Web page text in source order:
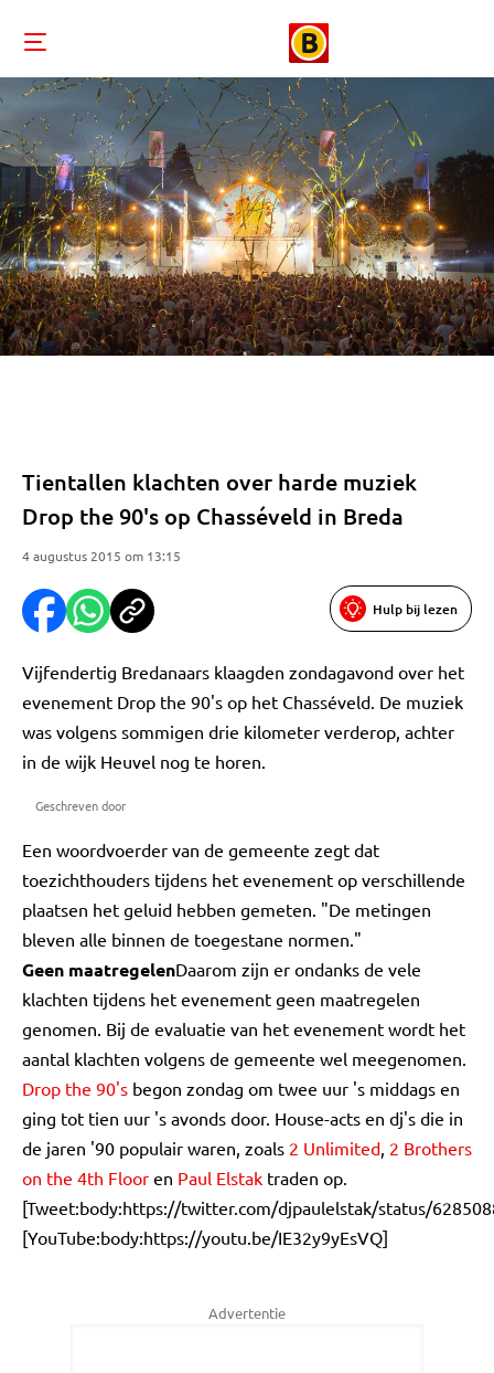
Tientallen klachten over harde muziek
Drop the 90's op Chasséveld in Breda
4 augustus 2015 om 13:15
Hulp bij lezen
Vijfendertig Bredanaars klaagden zondagavond over het
evenement Drop the 90's op het Chasséveld. De muziek
was volgens sommigen drie kilometer verderop, achter
in de wijk Heuvel nog te horen.
Geschreven door
Een woordvoerder van de gemeente zegt dat
toezichthouders tijdens het evenement op verschillende
plaatsen het geluid hebben gemeten. "De metingen
bleven alle binnen de toegestane normen."
Geen maatregelenDaarom zijn er ondanks de vele
klachten tijdens het evenement geen maatregelen
genomen. Bij de evaluatie van het evenement wordt het
aantal klachten volgens de gemeente wel meegenomen.
Drop the 90's begon zondag om twee uur 's middags en
ging tot tien uur 's avonds door. House-acts en dj's die in
de jaren '90 populair waren, zoals 2 Unlimited, 2 Brothers
on the 4th Floor en Paul Elstak traden op.
[Tweet:body:https://twitter.com/djpaulelstak/status/
[YouTube:body:https://youtu.be/IE32y9yEsVQ]
Advertentie